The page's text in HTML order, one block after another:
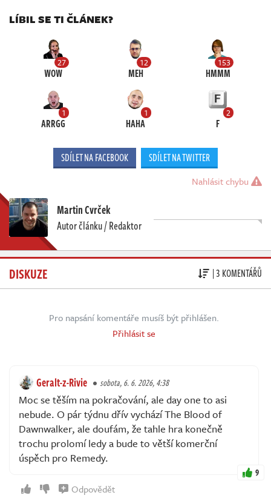
LÍBIL SE TI ČLÁNEK?
27
WOW
12
MEH
153
HMMM
1
ARRGG
1
HAHA
2
F
SDÍLET NA FACEBOOK SDÍLET NA TWITTER
Nahlásit chybu
Martin Cvrček
Autor článku / Redaktor
DISKUZE | 3 KOMENTÁŘŮ
Pro napsání komentáře musíš být přihlášen.
Přihlásit se
Geralt-z-Rivie sobota, 6. 6. 2026, 4:38
Moc se těším na pokračování, ale day one to asi
nebude. O pár týdnu dřív vychází The Blood of
Dawnwalker, ale doufám, že tahle hra konečně
trochu prolomí ledy a bude to větší komerční
úspěch pro Remedy.
9
Odpovědět